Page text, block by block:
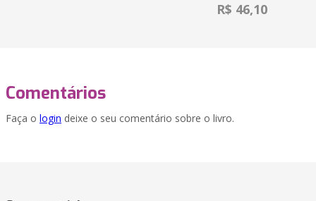
R$ 46,10
Comentários
Faça o login deixe o seu comentário sobre o livro.